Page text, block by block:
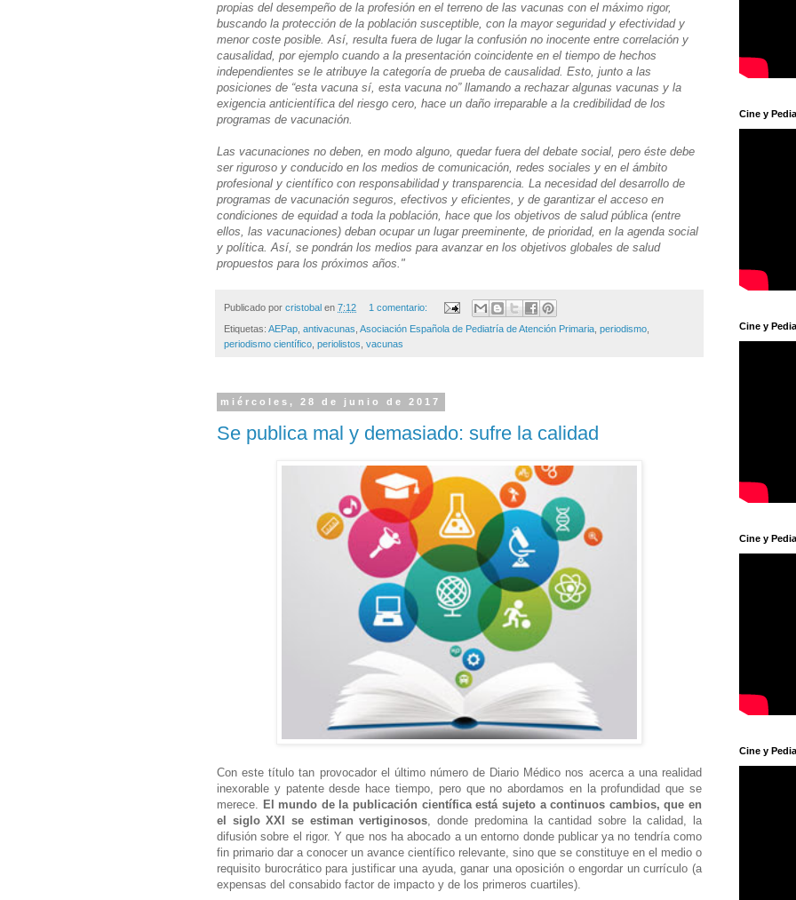
propias del desempeño de la profesión en el terreno de las vacunas con el máximo rigor,
buscando la protección de la población susceptible, con la mayor seguridad y efectividad y
menor coste posible. Así, resulta fuera de lugar la confusión no inocente entre correlación y
causalidad, por ejemplo cuando a la presentación coincidente en el tiempo de hechos
independientes se le atribuye la categoría de prueba de causalidad. Esto, junto a las
posiciones de “esta vacuna sí, esta vacuna no” llamando a rechazar algunas vacunas y la
exigencia anticientífica del riesgo cero, hace un daño irreparable a la credibilidad de los
programas de vacunación.
Las vacunaciones no deben, en modo alguno, quedar fuera del debate social, pero éste debe
ser riguroso y conducido en los medios de comunicación, redes sociales y en el ámbito
profesional y científico con responsabilidad y transparencia. La necesidad del desarrollo de
programas de vacunación seguros, efectivos y eficientes, y de garantizar el acceso en
condiciones de equidad a toda la población, hace que los objetivos de salud pública (entre
ellos, las vacunaciones) deban ocupar un lugar preeminente, de prioridad, en la agenda social
y política. Así, se pondrán los medios para avanzar en los objetivos globales de salud
propuestos para los próximos años."
Publicado por cristobal en 7:12 1 comentario:
Etiquetas: AEPap antivacunas Asociación Española de Pediatría de Atención Primaria periodismo
periodismo científico periolistos vacunas
miércoles, 28 de junio de 2017
Se publica mal y demasiado: sufre la calidad
Con este título tan provocador el último número de Diario Médico nos acerca a una realidad
inexorable y patente desde hace tiempo, pero que no abordamos en la profundidad que se
merece. El mundo de la publicación científica está sujeto a continuos cambios, que en
el siglo XXI se estiman vertiginosos , donde predomina la cantidad sobre la calidad, la
difusión sobre el rigor. Y que nos ha abocado a un entorno donde publicar ya no tendría como
fin primario dar a conocer un avance científico relevante, sino que se constituye en el medio o
requisito burocrático para justificar una ayuda, ganar una oposición o engordar un currículo (a
expensas del consabido factor de impacto y de los primeros cuartiles).
Cine y
Cine y
Cine y
Cine y